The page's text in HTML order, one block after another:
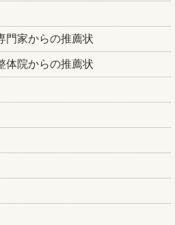
門家からの推薦状
体院からの推薦状